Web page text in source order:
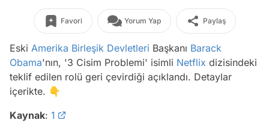
Favori Yorum Yap Paylaş
Eski Amerika Birleşik Devletleri Başkanı Barack
Obama'nın, '3 Cisim Problemi' isimli Netflix dizisindeki
teklif edilen rolü geri çevirdiği açıklandı. Detaylar
içerikte. 👇
Kaynak: 1